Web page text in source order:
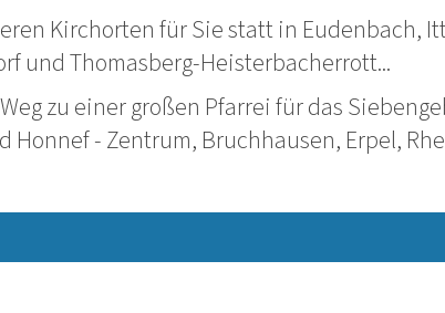
Kirchorten für Sie statt in Eudenbach,
und Thomasberg-Heisterbacherrott...
zu einer großen Pfarrei für das
Honnef - Zentrum, Bruchhausen, Erpel,